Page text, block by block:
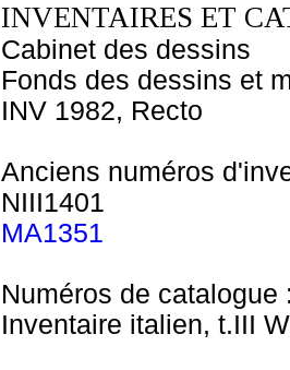
INVENTAIRES ET
Cabinet des dessins
Fonds des dessins et
INV 1982, Recto
Anciens numéros
NIII1401
MA1351
Numéros de catalogue
Inventaire italien, t.III